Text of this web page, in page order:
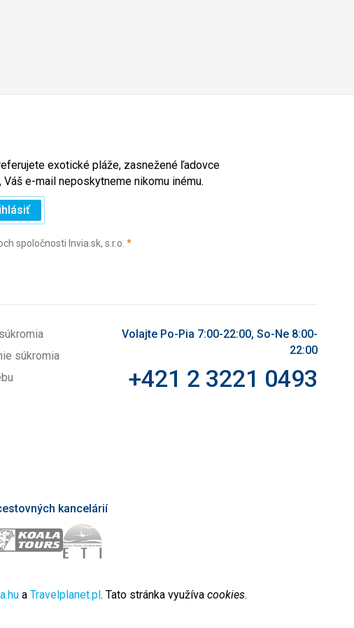
exotické pláže, zasnežené ľadovce
e-mail neposkytneme nikomu inému.
spoločnosti Invia.sk, s.r.o. *(povinné)
súkromia
Volajte Po-Pia 7:00-22:00, So-Ne 8:00-
22:00
+421 2 3221 0493
kancelárií
a Travelplanet.pl. Tato stránka využíva cookies.